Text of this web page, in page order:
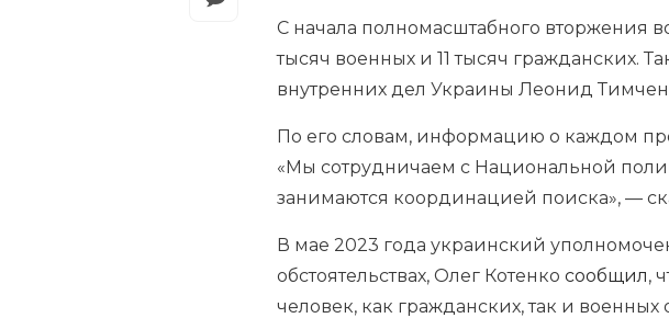
С начала полномасштабного вторжения
тысяч военных и 11 тысяч гражданских.
внутренних дел Украины Леонид
По его словам, информацию о каждом
«Мы сотрудничаем с Национальной
занимаются координацией поиска», —
В мае 2023 года украинский
обстоятельствах, Олег Котенко сообщил,
человек, как гражданских, так и